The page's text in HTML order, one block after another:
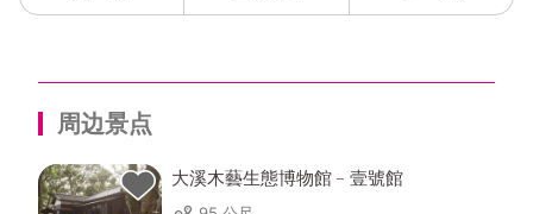
周边景点
大溪木藝生態博物館﹣壹號館